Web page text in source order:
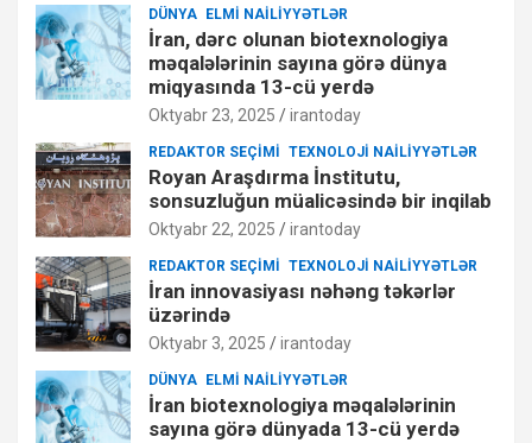
DÜNYA ELMI NAILIYYƏTLƏR
İran, dərc olunan biotexnologiya
məqalələrinin sayına görə dünya
miqyasında 13-cü yerdə
Oktyabr 23, 2025 irantoday
REDAKTOR SEÇIMI TEXNOLOJI NAILIYYƏTLƏR
Royan Araşdırma İnstitutu,
sonsuzluğun müalicəsində bir inqilab
Oktyabr 22, 2025 irantoday
REDAKTOR SEÇIMI TEXNOLOJI NAILIYYƏTLƏR
İran innovasiyası nəhəng təkərlər
üzərində
Oktyabr 3, 2025 irantoday
DÜNYA ELMI NAILIYYƏTLƏR
İran biotexnologiya məqalələrinin
sayına görə dünyada 13-cü yerdə